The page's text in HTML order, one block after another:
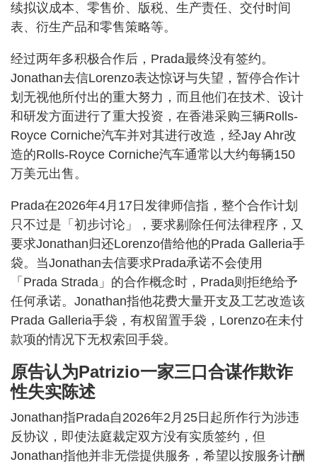
续拟议成本、零售价、版税、生产责任、交付时间
表、衍生产品和零售策略等。
经过两年多积极合作后，Prada最终没有签约。
Jonathan去信Lorenzo表达惊讶与失望，暂停合作计
划无视他所付出的重大努力，而且他们在技术、设计
和研发方面进行了重大投资，在香港采购三辆Rolls-
Royce Corniche汽车并对其进行改造，经Jay Ahr改
造的Rolls-Royce Corniche汽车通常以大约每辆150
万美元出售。
Prada在2026年4月17日发律师信指，整个合作计划
只不过是「初步讨论」，要求剔除任何法律程序，又
要求Jonathan归还Lorenzo借给他的Prada Galleria手
袋。当Jonathan去信要求Prada承诺不会使用
「Prada Strada」的合作概念时，Prada则拒绝给予
任何承诺。Jonathan指他花费大量开支及工艺改造该
Prada Galleria手袋，有权留置手袋，Lorenzo在未付
款项的情况下无权索回手袋。
原告认为Patrizio一家三口合谋作欺诈
性失实陈述
Jonathan指Prada自2026年2月25日起所作行为涉违
反协议，即使法庭裁定双方没有实质签约，但
Jonathan指他并非无偿提供服务，希望以按服务计酬